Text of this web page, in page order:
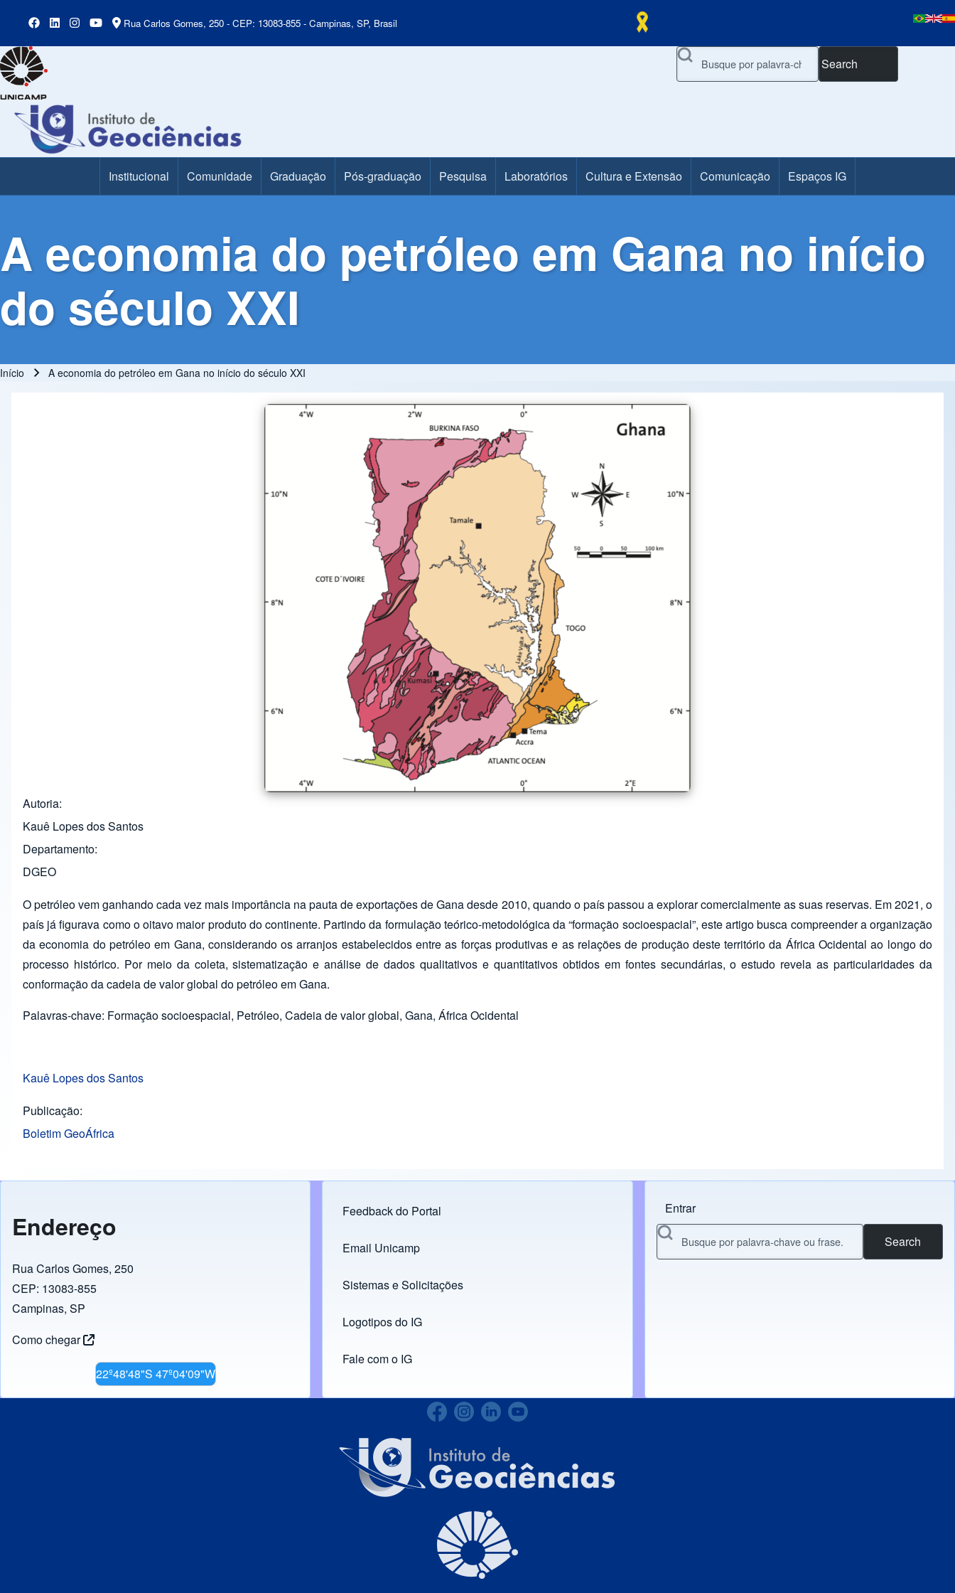
Rua Carlos Gomes, 250 - CEP: 13083-855 - Campinas, SP, Brasil
Search
Main MenuInstitucional Comunidade Graduação Pós-graduação Pesquisa Laboratórios Cultura e Extensão Comunicação Espaços IG
A economia do petróleo em Gana no início
do século XXI
Início A economia do petróleo em Gana no início do século XXI
Autoria
Kauê Lopes dos Santos
Departamento
DGEO
O petróleo vem ganhando cada vez mais importância na pauta de exportações de Gana desde 2010, quando o país passou a explorar comercialmente as suas reservas. Em 2021, o
país já figurava como o oitavo maior produto do continente. Partindo da formulação teórico-metodológica da “formação socioespacial”, este artigo busca compreender a organização
da economia do petróleo em Gana, considerando os arranjos estabelecidos entre as forças produtivas e as relações de produção deste território da África Ocidental ao longo do
processo histórico. Por meio da coleta, sistematização e análise de dados qualitativos e quantitativos obtidos em fontes secundárias, o estudo revela as particularidades da
conformação da cadeia de valor global do petróleo em Gana.
Palavras-chave: Formação socioespacial, Petróleo, Cadeia de valor global, Gana, África Ocidental
Kauê Lopes dos Santos
Publicação
Boletim GeoÁfrica
Endereço
Rua Carlos Gomes, 250
CEP: 13083-855
Campinas, SP
Como chegar
22º48'48"S 47º04'09"W
Footer menu
Feedback do Portal
Links
Email Unicamp
(opens in new tab)
Sistemas e Solicitações
(opens in new tab)
Logotipos do IG
(opens in new tab)
Fale com o IG
Menu do usuário
Entrar
Search